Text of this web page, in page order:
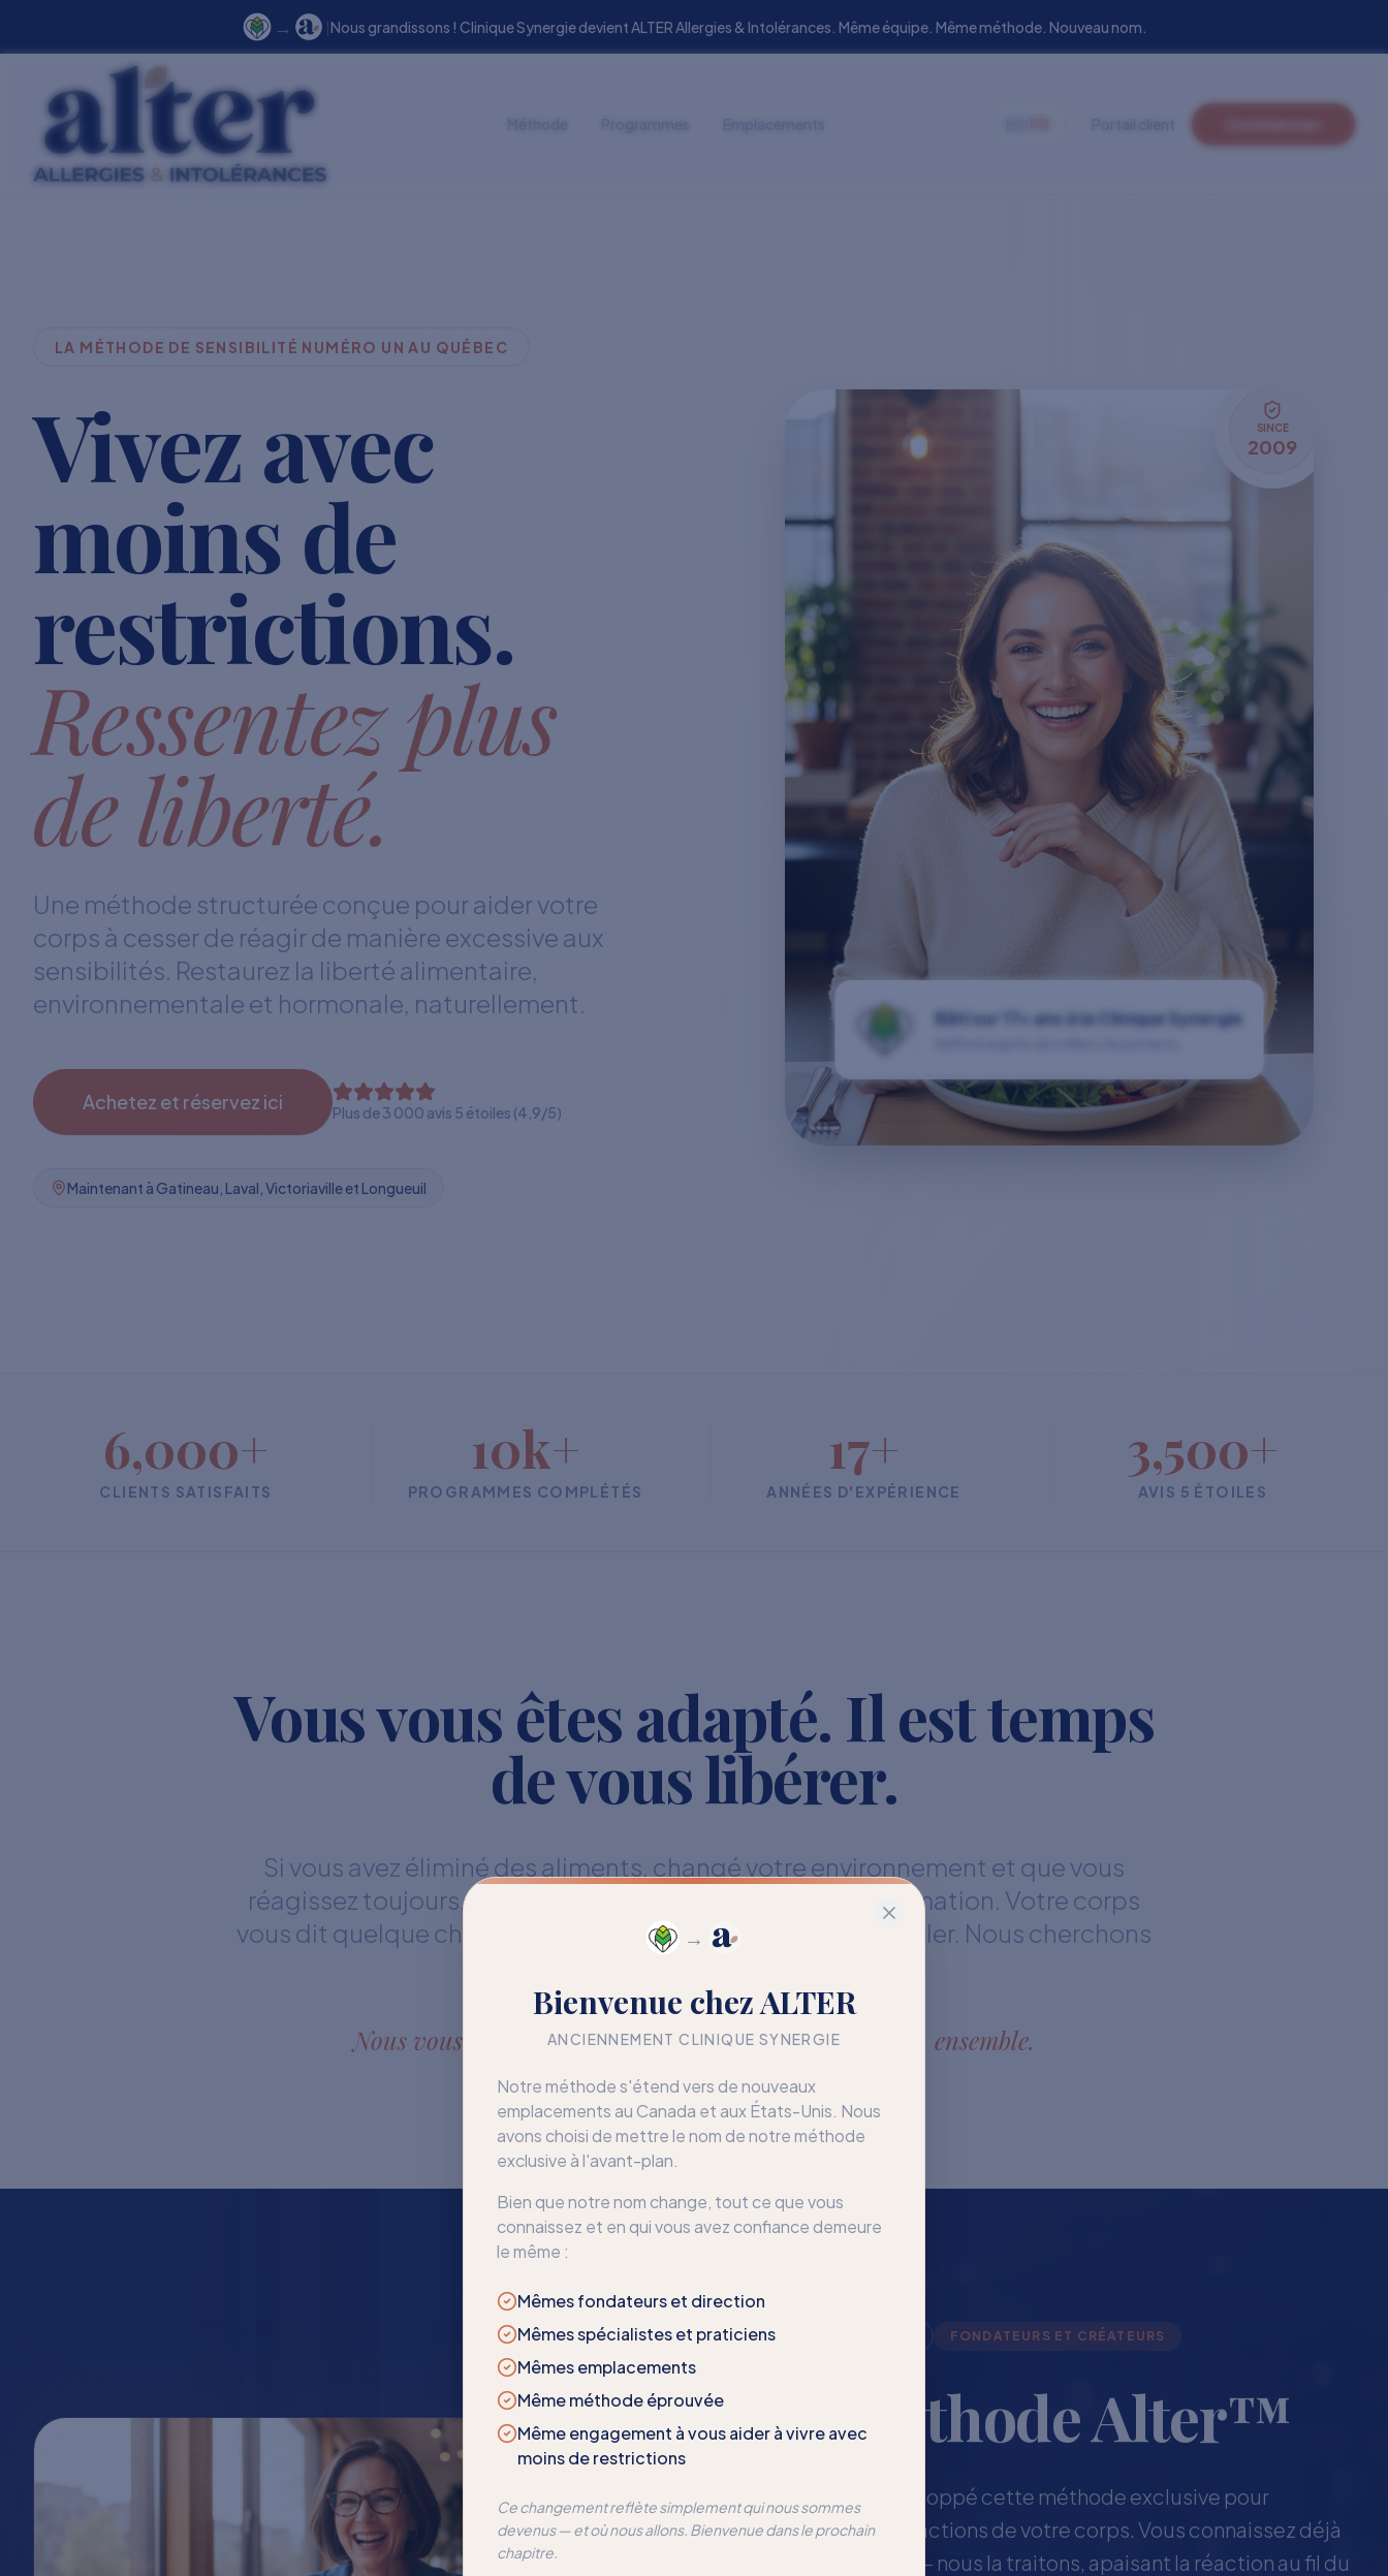
→
Bienvenue chez ALTER
ANCIENNEMENT CLINIQUE SYNERGIE
Notre méthode s'étend vers de nouveaux
emplacements au Canada et aux États-Unis. Nous
avons choisi de mettre le nom de notre méthode
exclusive à l'avant-plan.
Bien que notre nom change, tout ce que vous
connaissez et en qui vous avez confiance demeure
le même :
Mêmes fondateurs et direction
Mêmes spécialistes et praticiens
Mêmes emplacements
Même méthode éprouvée
Même engagement à vous aider à vivre avec
moins de restrictions
Ce changement reflète simplement qui nous sommes
devenus — et où nous allons. Bienvenue dans le prochain
chapitre.
→ |Nous grandissons ! Clinique Synergie devient ALTER Allergies & Intolérances. Même équipe. Même méthode. Nouveau nom.
LA MÉTHODE DE SENSIBILITÉ NUMÉRO UN AU QUÉBEC
Vivez avec
moins de
restrictions.
Ressentez plus
de liberté.
Une méthode structurée conçue pour aider votre
corps à cesser de réagir de manière excessive aux
sensibilités. Restaurez la liberté alimentaire,
environnementale et hormonale, naturellement.
Achetez et réservez ici Plus de 3 000 avis 5 étoiles (4,9/5)
Maintenant à Gatineau, Laval, Victoriaville et Longueuil
SINCE
2009
Bâti sur 17+ ans à la Clinique Synergie
6,000+
CLIENTS SATISFAITS
10k+
PROGRAMMES COMPLÉTÉS
17+
ANNÉES D'EXPÉRIENCE
3,500+
AVIS 5 ÉTOILES
Vous vous êtes adapté. Il est temps
de vous libérer.
Si vous avez éliminé des aliments, changé votre environnement et que vous
réagissez toujours, ce n'est pas un échec — c'est une information. Votre corps
vous dit quelque chose que l'évitement seul ne peut pas régler. Nous cherchons
Nous vous aidons à passer de la restriction à la liberté, ensemble.
FONDATEURS ET CRÉATEURS
La Méthode Alter™
Nous avons développé cette méthode exclusive pour
rééduquer les réactions de votre corps. Vous connaissez déjà
votre sensibilité — nous la traitons, apaisant la réaction au fil du